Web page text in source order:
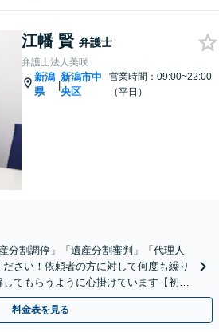
江幡 賢 弁護士
弁護士法人美咲
新潟
県
|
新潟市中
央区
営業時間：09:00~22:00
（平日）
分割調停」「遺産分割審判」「代理人
さい！依頼者の方に対して何度も繰り
てもらうように心掛けています【初回
料金表を見る